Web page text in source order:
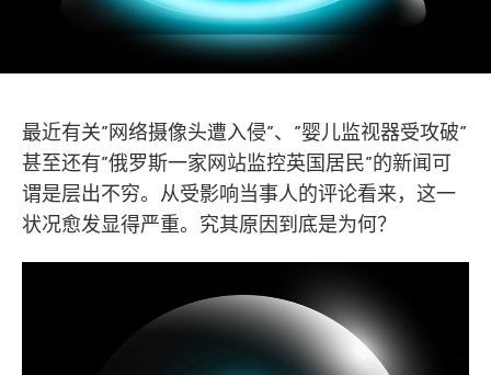
最近有关”网络摄像头遭入侵”、”婴儿监视器受攻破”
甚至还有”俄罗斯一家网站监控英国居民”的新闻可
谓是层出不穷。从受影响当事人的评论看来，这一
状况愈发显得严重。究其原因到底是为何？